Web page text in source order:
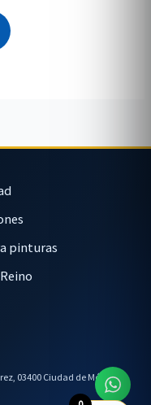
pinturas
03400 Ciudad de México,